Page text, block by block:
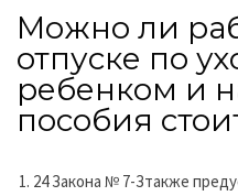
Можно ли
отпуске по
ребенком и
пособия
24 Закона № 7-Зтакже